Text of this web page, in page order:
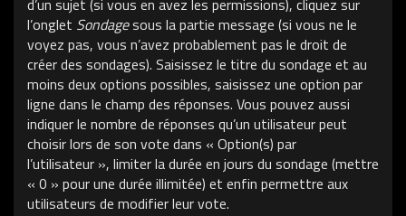
d’un sujet (si vous en avez les permissions), cliquez sur
l’onglet Sondagesous la partie message (si vous ne le
voyez pas, vous n’avez probablement pas le droit de
créer des sondages). Saisissez le titre du sondage et au
moins deux options possibles, saisissez une option par
ligne dans le champ des réponses. Vous pouvez aussi
indiquer le nombre de réponses qu’un utilisateur peut
choisir lors de son vote dans « Option(s) par
l’utilisateur », limiter la durée en jours du sondage (mettre
« 0 » pour une durée illimitée) et enfin permettre aux
utilisateurs de modifier leur vote.